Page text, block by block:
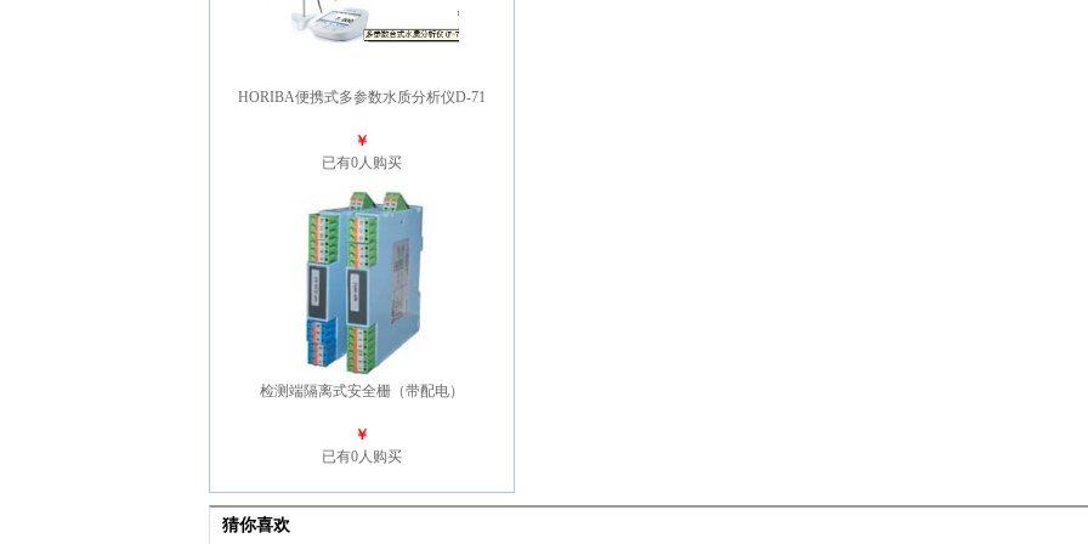
HORIBA便携式多参数水质分析仪D-71
￥
已有0人购买
检测端隔离式安全栅（带配电）
￥
已有0人购买
猜你喜欢